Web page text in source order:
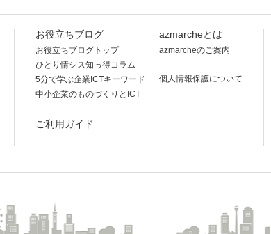
お役立ちブログ
お役立ちブログトップ
ひとり情シス知っ得コラム
5分で学ぶ企業ICTキーワード
中小企業のものづくりとICT
ご利用ガイド
azmarcheとは
azmarcheのご案内
個人情報保護について